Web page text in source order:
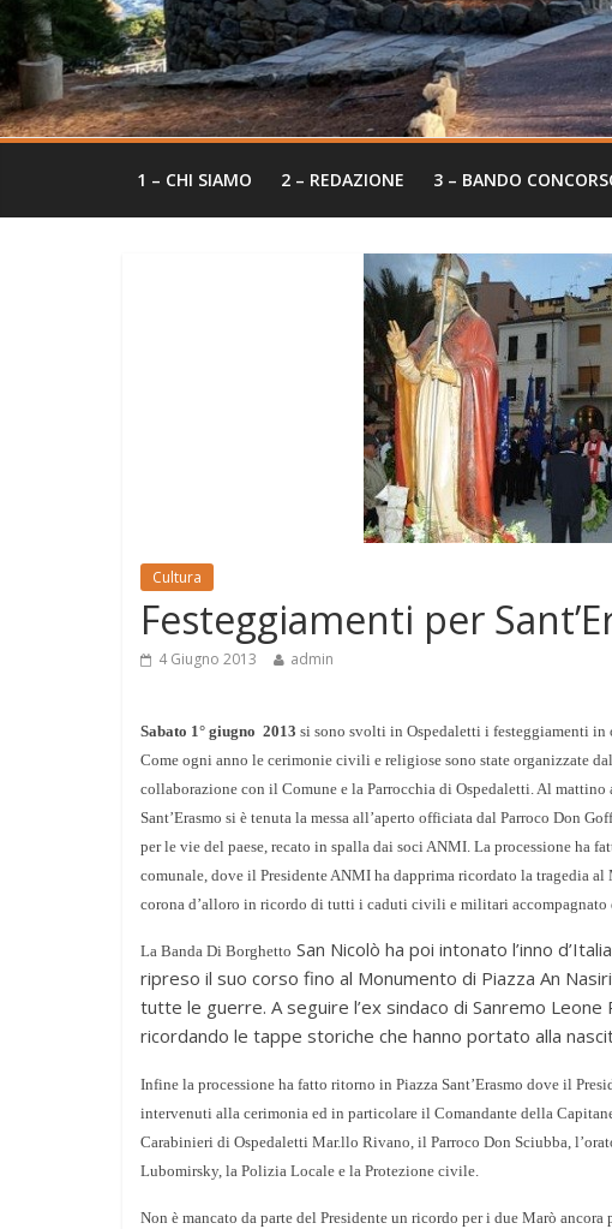
1 – CHI SIAMO 2 – REDAZIONE 3 – BANDO
Cultura
Festeggiamenti per
4 Giugno 2013 admin
Sabato 1° giugno 2013 si sono svolti in Ospedaletti i festeggiamenti in
Come ogni anno le cerimonie civili e religiose sono state organizzate
collaborazione con il Comune e la Parrocchia di Ospedaletti. Al
Sant’Erasmo si è tenuta la messa all’aperto officiata dal Parroco Don
per le vie del paese, recato in spalla dai soci ANMI. La processione ha
comunale, dove il Presidente ANMI ha dapprima ricordato la tragedia
corona d’alloro in ricordo di tutti i caduti civili e militari accompagnato
La Banda Di Borghetto San Nicolò ha poi intonato l’inno
ripreso il suo corso fino al Monumento di Piazza An
tutte le guerre. A seguire l’ex sindaco di Sanremo Leone
ricordando le tappe storiche che hanno portato alla
Infine la processione ha fatto ritorno in Piazza Sant’Erasmo dove il
intervenuti alla cerimonia ed in particolare il Comandante della
Carabinieri di Ospedaletti Mar.llo Rivano, il Parroco Don Sciubba,
Lubomirsky, la Polizia Locale e la Protezione civile.
Non è mancato da parte del Presidente un ricordo per i due Marò